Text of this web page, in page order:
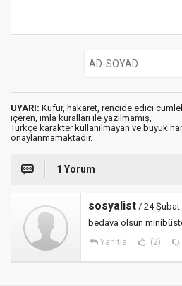
UYARI: Küfür, hakaret, rencide edici
içeren, imla kuralları ile yazılmamış,
Türkçe karakter kullanılmayan ve büyük
onaylanmamaktadır.
1 Yorum
sosyalist / 24 Şubat
bedava olsun
Yanıtla (2)